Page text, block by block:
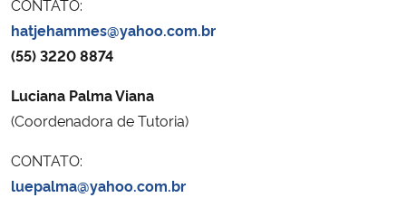
Ministério da Cidadania
Ministério da Saúde
Ministério da Ciência, Tecnologia, Inovações e Comunicações
CONTATO:
hatjehammes@yahoo.com.br
(55) 3220 8874
Luciana Palma Viana
(Coordenadora de Tutoria)
CONTATO:
luepalma@yahoo.com.br